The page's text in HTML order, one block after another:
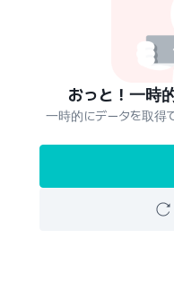
おっと！一時
一時的にデータを取得